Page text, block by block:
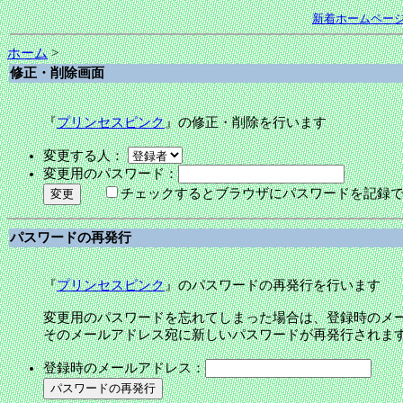
新着ホームペー
ホーム>
修正・削除画面
『プリンセスピンク』の修正・削除を行います
変更する人：
変更用のパスワード：
チェックするとブラウザにパスワードを記録
パスワードの再発行
『プリンセスピンク』のパスワードの再発行を行います
変更用のパスワードを忘れてしまった場合は、登録時のメ
そのメールアドレス宛に新しいパスワードが再発行されま
登録時のメールアドレス：